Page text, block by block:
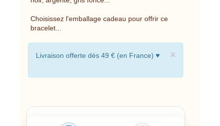
Choisissez l'emballage cadeau pour offrir ce
bracelet...
×
Livraison offerte dés 49 € (en France) ♥